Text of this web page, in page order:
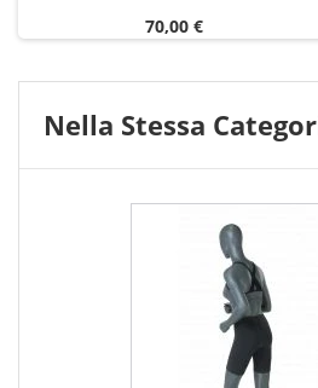
Prezzo
70,00 €
Nella Stessa